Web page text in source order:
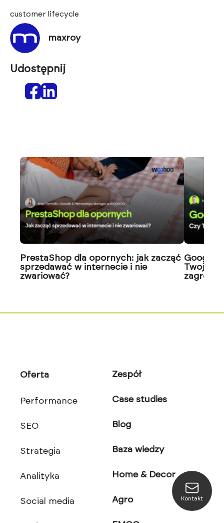
customer lifecycle
maxroy
Udostępnij
PrestaShop dla opornych: jak zacząć
sprzedawać w internecie i nie
zwariować?
Google
Twoja
Oferta
Performance
SEO
Strategia
Analityka
Social media
Zespół
Case studies
Blog
Baza wiedzy
Home & Decor
Agro Kontakt